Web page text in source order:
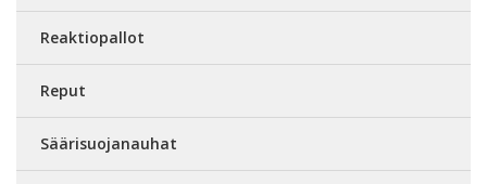
Reaktiopallot
Reput
Säärisuojanauhat